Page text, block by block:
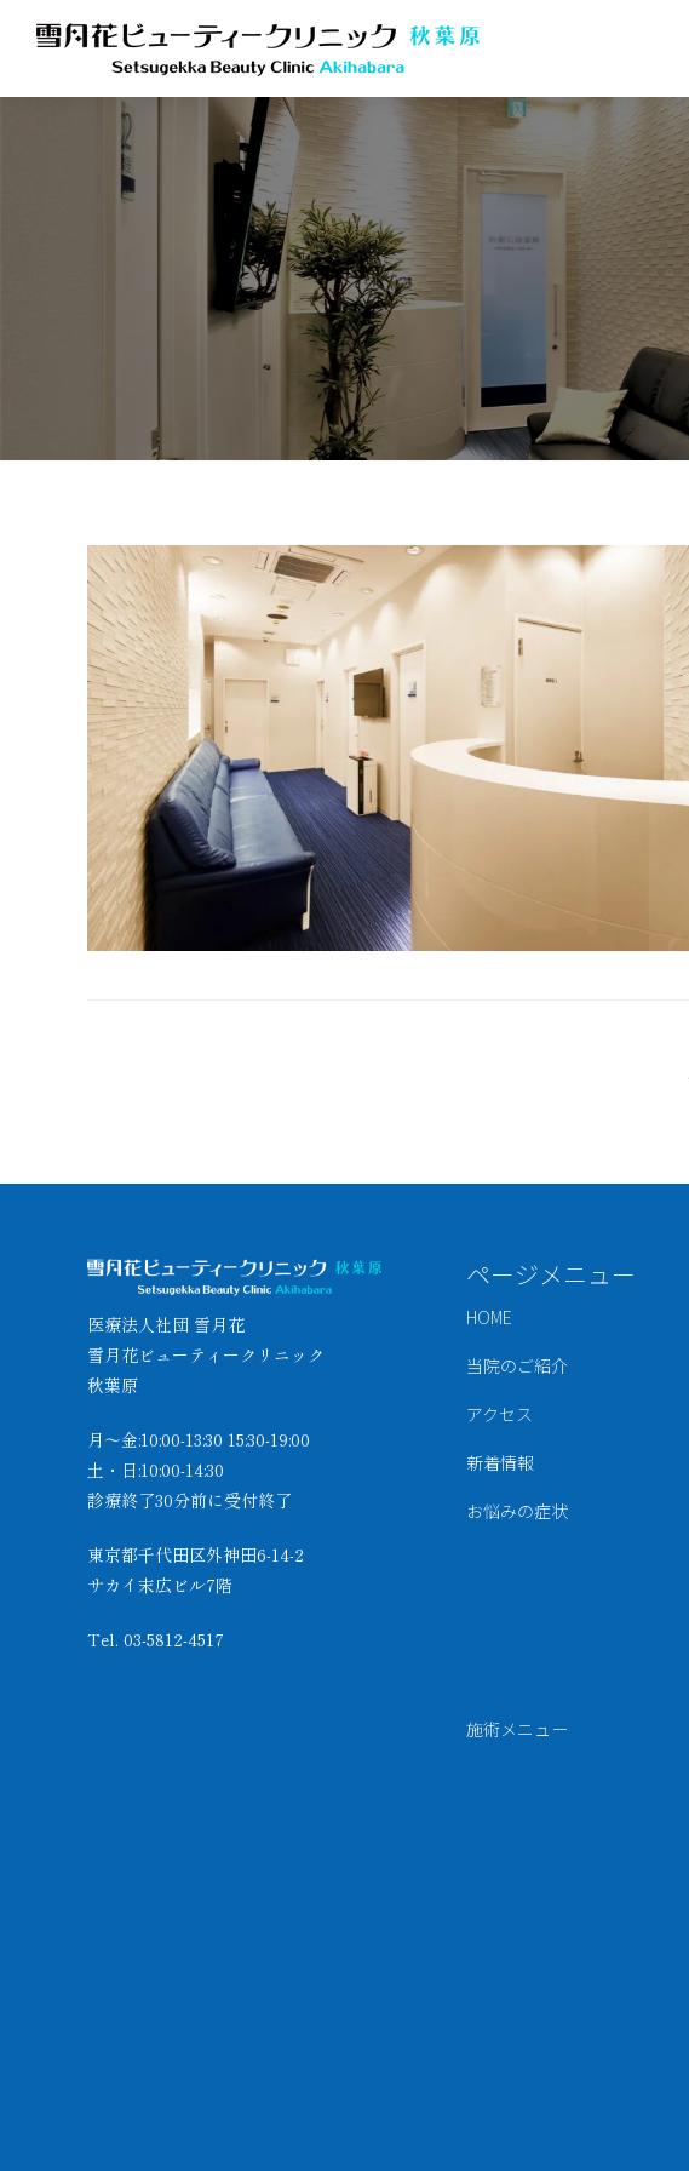
医療法人社団 雪月花
雪月花ビューティークリニック
秋葉原
月～金:10:00-13:30 15:30-19:00
土・日:10:00-14:30
診療終了30分前に受付終了
東京都千代田区外神田6-14-2
サカイ末広ビル7階
Tel. 03-5812-4517
ページメニュー
HOME
当院のご紹介
アクセス
新着情報
お悩みの症状
施術メニュー